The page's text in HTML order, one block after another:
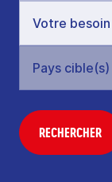
RECHERCHER